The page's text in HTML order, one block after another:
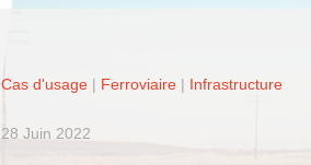
Cas d'usage | Ferroviaire | Infrastructure
28 Juin 2022